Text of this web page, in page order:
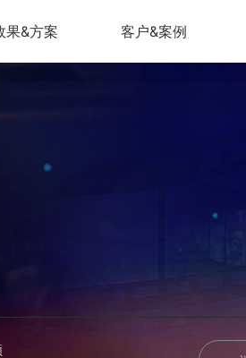
果&方案 客户&案例